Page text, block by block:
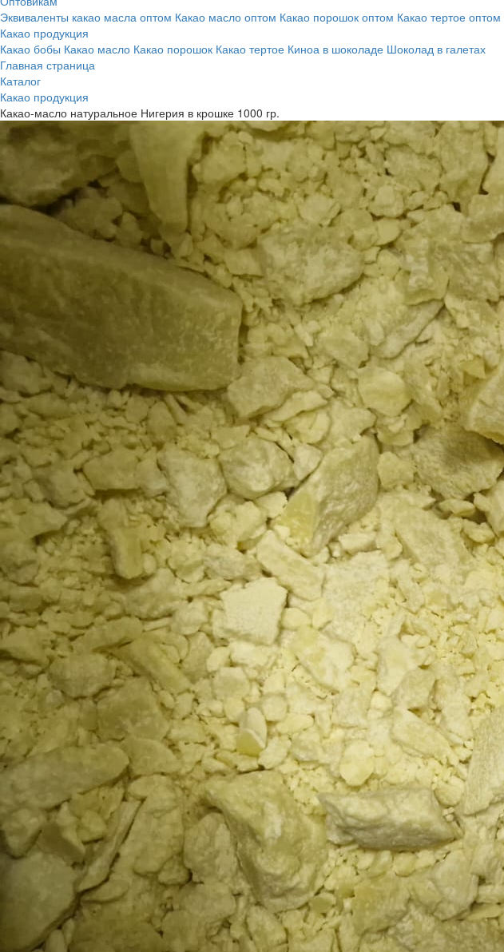
Эквиваленты какао масла оптом Какао масло оптом Какао порошок оптом Какао тертое оптом
Какао продукция
Какао бобы Какао масло Какао порошок Какао тертое Киноа в шоколаде Шоколад в галетах
Главная страница
Каталог
Какао продукция
Какао-масло натуральное Нигерия в крошке 1000 гр.